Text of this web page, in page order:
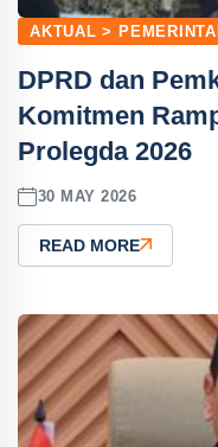
AKTUAL >
DPRD dan
Komitmen
Prolegda 2026
30 MAY 2026
READ MORE